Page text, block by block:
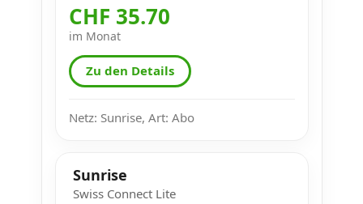
CHF 35.70
im Monat
Zu den Details
Netz: Sunrise, Art: Abo
Sunrise
Swiss Connect Lite